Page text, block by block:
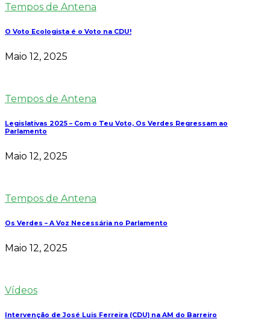
Tempos de Antena
O Voto Ecologista é o Voto na CDU!
Maio 12, 2025
Tempos de Antena
Legislativas 2025 – Com o Teu Voto, Os Verdes Regressam ao
Parlamento
Maio 12, 2025
Tempos de Antena
Os Verdes – A Voz Necessária no Parlamento
Maio 12, 2025
Vídeos
Intervenção de José Luis Ferreira (CDU) na AM do Barreiro